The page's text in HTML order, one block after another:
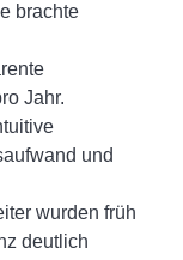
brachte
Jahr.
und
wurden früh
deutlich